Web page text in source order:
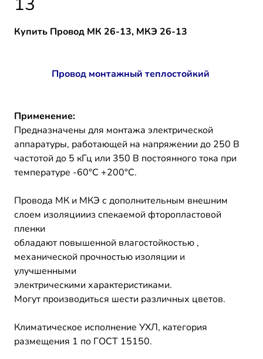
Купить Провод МК 26-13, МКЭ 26-13
Провод монтажный теплостойкий
Применение:
Предназначены для монтажа электрической
аппаратуры, работающей на напряжении до 250 В
частотой до 5 кГц или 350 В постоянного тока при
температуре -60°С +200°С.
Провода МК и МКЭ с дополнительным внешним
слоем изоляциииз спекаемой фторопластовой
пленки
обладают повышенной влагостойкостью ,
механической прочностью изоляции и
улучшенными
электрическими характеристиками.
Могут производиться шести различных цветов.
Климатическое исполнение УХЛ, категория
размещения 1 по ГОСТ 15150.